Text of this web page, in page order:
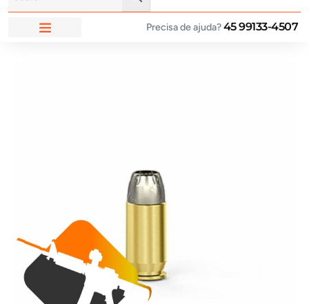
Precisa de ajuda?45 99133-4507